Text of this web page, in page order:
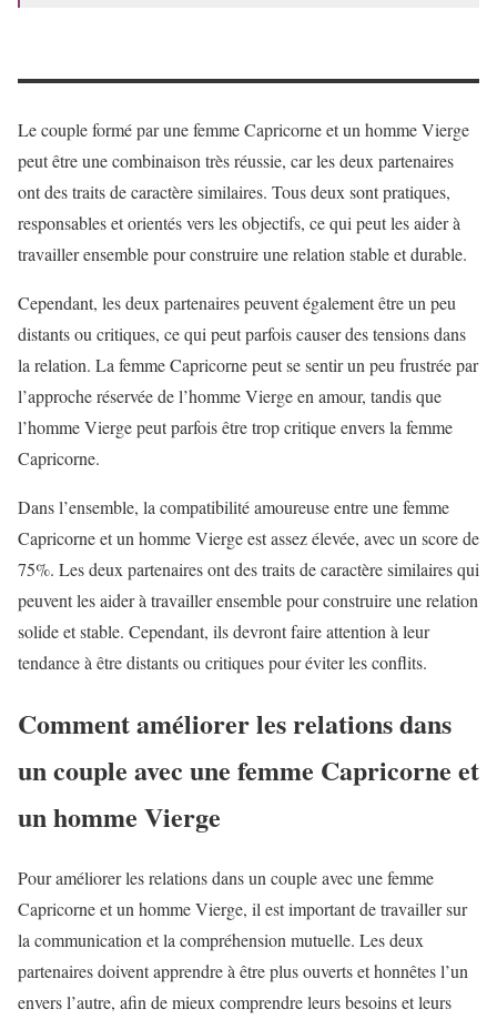
Le couple formé par une femme Capricorne et un homme Vierge
peut être une combinaison très réussie, car les deux partenaires
ont des traits de caractère similaires. Tous deux sont pratiques,
responsables et orientés vers les objectifs, ce qui peut les aider à
travailler ensemble pour construire une relation stable et durable.
Cependant, les deux partenaires peuvent également être un peu
distants ou critiques, ce qui peut parfois causer des tensions dans
la relation. La femme Capricorne peut se sentir un peu frustrée par
l’approche réservée de l’homme Vierge en amour, tandis que
l’homme Vierge peut parfois être trop critique envers la femme
Capricorne.
Dans l’ensemble, la compatibilité amoureuse entre une femme
Capricorne et un homme Vierge est assez élevée, avec un score de
75%. Les deux partenaires ont des traits de caractère similaires qui
peuvent les aider à travailler ensemble pour construire une relation
solide et stable. Cependant, ils devront faire attention à leur
tendance à être distants ou critiques pour éviter les conflits.
Comment améliorer les relations dans
un couple avec une femme Capricorne et
un homme Vierge
Pour améliorer les relations dans un couple avec une femme
Capricorne et un homme Vierge, il est important de travailler sur
la communication et la compréhension mutuelle. Les deux
partenaires doivent apprendre à être plus ouverts et honnêtes l’un
envers l’autre, afin de mieux comprendre leurs besoins et leurs